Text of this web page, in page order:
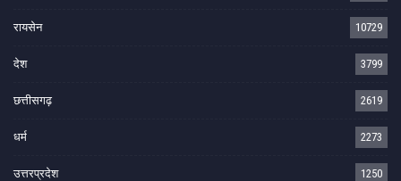
रायसेन 10729
देश 3799
छत्तीसगढ़ 2619
धर्म 2273
उत्तरप्रदेश 1250